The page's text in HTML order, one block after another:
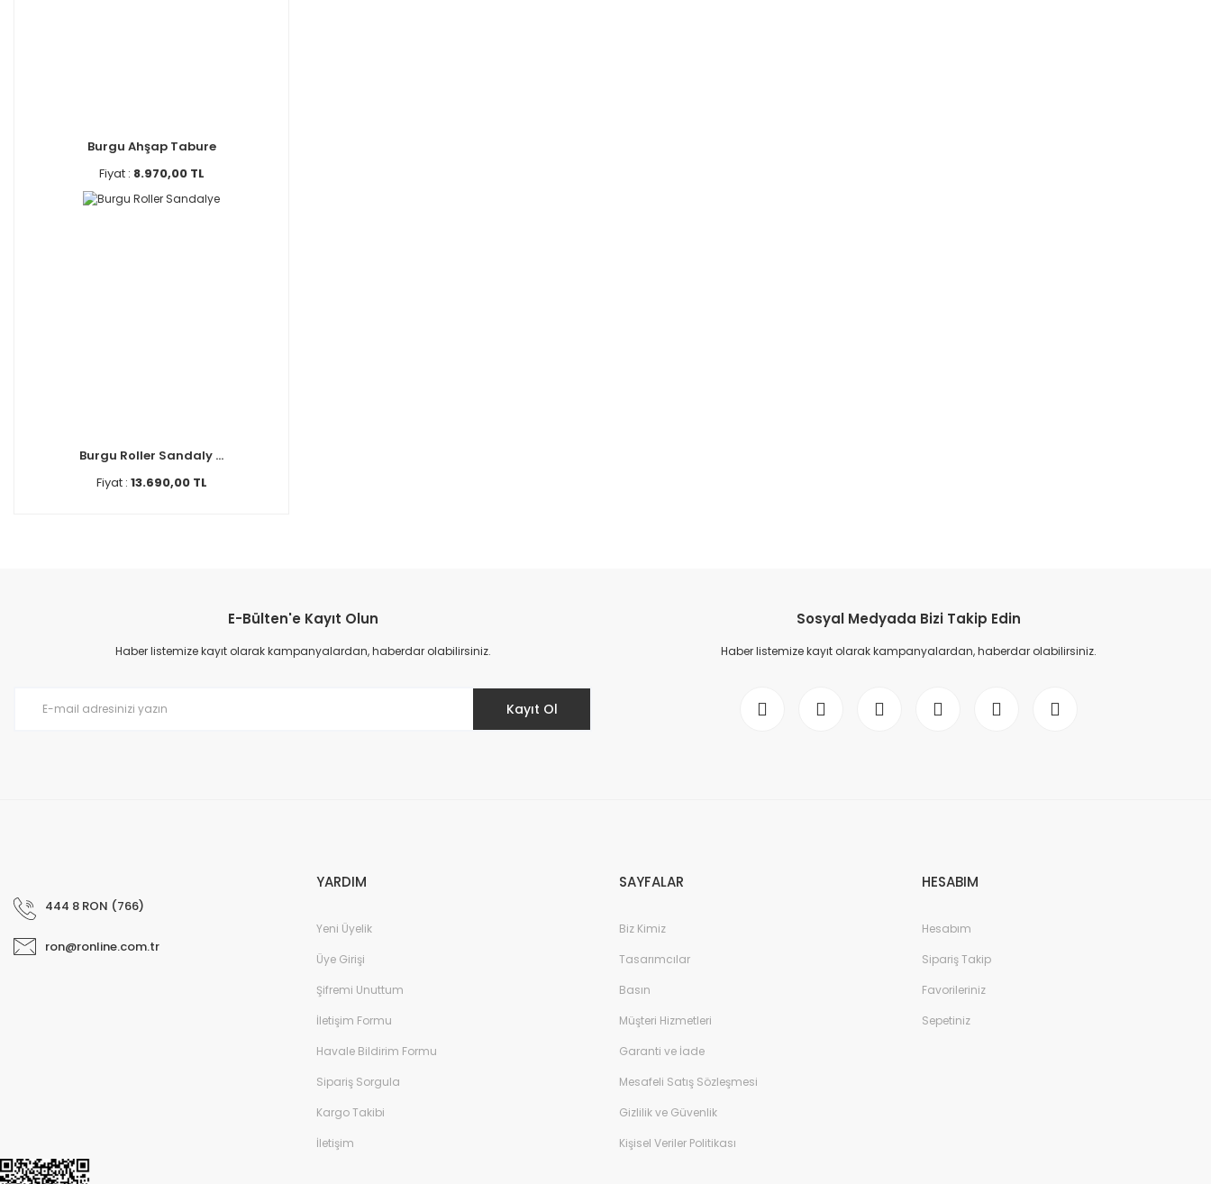
Burgu Ahşap Tabure
Fiyat : 8.970,00 TL
Burgu Roller Sandaly ...
Fiyat : 13.690,00 TL
E-Bülten'e Kayıt Olun
Haber listemize kayıt olarak kampanyalardan, haberdar olabilirsiniz.
Kayıt Ol
Sosyal Medyada Bizi Takip Edin
Haber listemize kayıt olarak kampanyalardan, haberdar olabilirsiniz.
444 8 RON (766)
ron@ronline.com.tr
YARDIM
Yeni Üyelik
Üye Girişi
Şifremi Unuttum
İletişim Formu
Havale Bildirim Formu
Sipariş Sorgula
Kargo Takibi
İletişim
SAYFALAR
Biz Kimiz
Tasarımcılar
Basın
Müşteri Hizmetleri
Garanti ve İade
Mesafeli Satış Sözleşmesi
Gizlilik ve Güvenlik
Kişisel Veriler Politikası
HESABIM
Hesabım
Sipariş Takip
Favorileriniz
Sepetiniz